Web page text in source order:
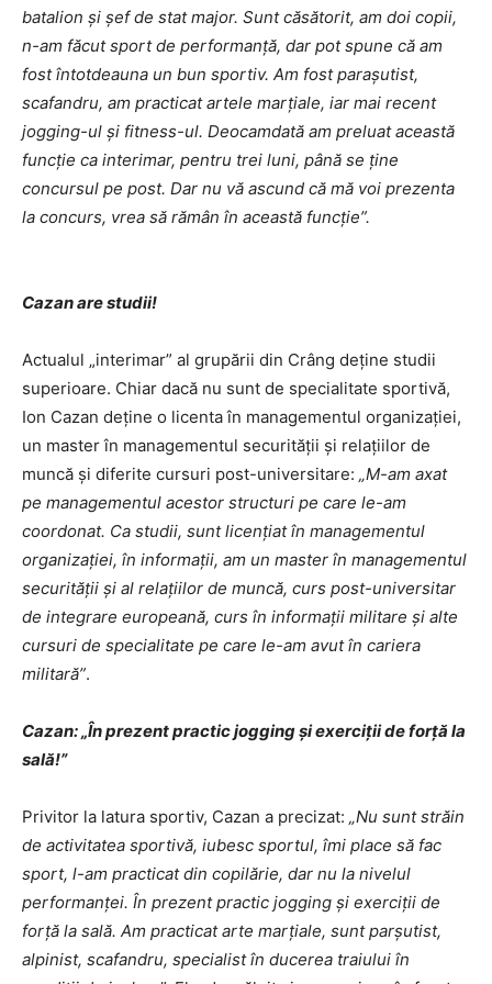
batalion și șef de stat major. Sunt căsătorit, am doi copii,
n-am făcut sport de performanță, dar pot spune că am
fost întotdeauna un bun sportiv. Am fost parașutist,
scafandru, am practicat artele marțiale, iar mai recent
jogging-ul și fitness-ul. Deocamdată am preluat această
funcție ca interimar, pentru trei luni, până se ține
concursul pe post. Dar nu vă ascund că mă voi prezenta
la concurs, vrea să rămân în această funcție”.
Cazan are studii!
Actualul „interimar” al grupării din Crâng deţine studii
superioare. Chiar dacă nu sunt de specialitate sportivă,
Ion Cazan deţine o licenta în managementul organizaţiei,
un master în managementul securităţii şi relaţiilor de
muncă şi diferite cursuri post-universitare: „M-am axat
pe managementul acestor structuri pe care le-am
coordonat. Ca studii, sunt licenţiat în managementul
organizaţiei, în informaţii, am un master în managementul
securităţii şi al relaţiilor de muncă, curs post-universitar
de integrare europeană, curs în informaţii militare şi alte
cursuri de specialitate pe care le-am avut în cariera
militară”.
Cazan: „În prezent practic jogging şi exerciţii de forţă la
sală!”
Privitor la latura sportiv, Cazan a precizat: „Nu sunt străin
de activitatea sportivă, iubesc sportul, îmi place să fac
sport, l-am practicat din copilărie, dar nu la nivelul
performanţei. În prezent practic jogging şi exerciţii de
forţă la sală. Am practicat arte marţiale, sunt parşutist,
alpinist, scafandru, specialist în ducerea traiului în